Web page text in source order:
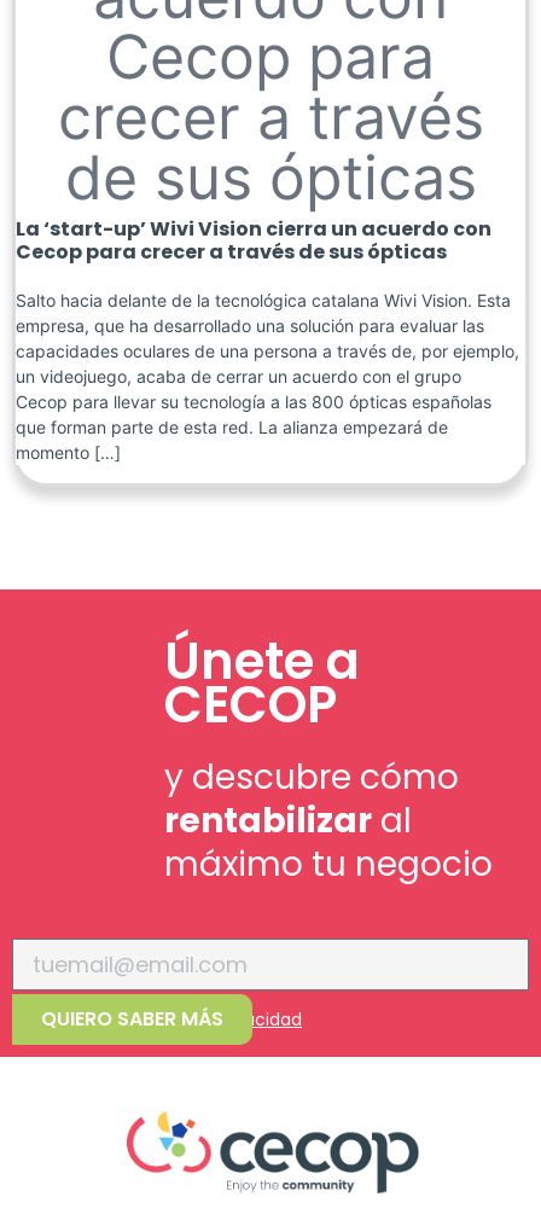
Cecop para
crecer a través
de sus ópticas
La ‘start-up’ Wivi Vision cierra un acuerdo con
Cecop para crecer a través de sus ópticas
Salto hacia delante de la tecnológica catalana Wivi Vision. Esta
empresa, que ha desarrollado una solución para evaluar las
capacidades oculares de una persona a través de, por ejemplo,
un videojuego, acaba de cerrar un acuerdo con el grupo
Cecop para llevar su tecnología a las 800 ópticas españolas
que forman parte de esta red. La alianza empezará de
momento […]
Únete a
CECOP
y descubre cómo
rentabilizar al
máximo tu negocio
Acepto lapolítica de privacidad
QUIERO SABER MÁS